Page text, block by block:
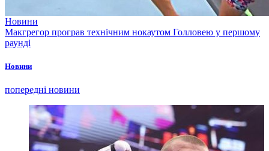
Новини
Макгрегор програв технічним нокаутом Голловею у першому
раунді
Новини
попередні новини